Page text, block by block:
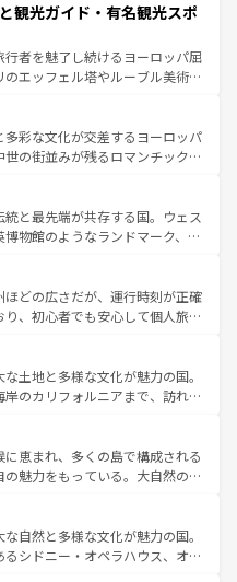
忘れられない旅をしてみよう！
は
情熱的なフラメンコ、熱気あふ
タパスが生活の一部となってい
された雰囲気や、バルセロナの
地方では古代ローマ遺跡や中世
気候が異なるスペインはその個
性で訪れる人を魅了する。 なお、新着のスペイン情報は コ
ほしい。
観光ガイド・有名観光スポ
者を魅了し続けるヨーロッパ屈
エッフェル塔やルーブル美術館
いる。華麗な宮殿、歴史的な大
して豊かな自然が、訪れる者を心
ンスは美食の国としても知ら
であるランス、プロヴァンスの
、多彩な楽しみ方が可能だ。さ
魅力が溢れており、どの街角に
ぞれで全く異なる文化を体験で
お、新着のフランス情報はコンテンツ一覧
多彩な文化が交差するヨーロッパ
の街並みが残るロマンチック街
歩いても飽きることがない。ベ
エルン州のアルプスの絶景、そ
畑といった風景は必見。ビール
てほしい。 なお、新着の
一覧を参照してほしい。
と最先端が共存する国。ウェス
物館のようなランドマーク、歴
る。また、優雅なアフタヌーン
たまらない英国パブ、サッカー観
きる体験も豊富。イギリスを旅
。
ほどの広さだが、運行時刻が正確
、初心者でも安心して個人旅行
、スイスならではのユニークな
光だけでなく町歩きも満喫する
が高いため物価も高いが、旅行
むこともできる。 なお、新
ンツ一覧 を参照してほしい。
土地と多様な文化が魅力の国。
のカリフォルニアまで、訪れる
、ショッピング、エンターテイ
なスポットだ。一方、アメリカ
グランドキャニオンやイエロー
、音楽と美食が融合した独特の
リカの各地域で異なる魅力を楽
豊かな歴史を感じることができ
恵まれ、多くの島で構成される
魅力をもっている。大自然の神
、定番の観光地といえばオアフ
るならマウイ島やカウアイ島が
ーンに輝く海をはじめ、豊かな
自然と多様な文化が魅力の国。
シドニー・オペラハウス、オー